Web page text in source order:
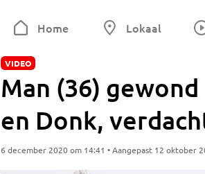
Home Lokaal
VIDEO
Man (36)
en Donk,
6 december 2020 om 14:41 • Aangepast 12 oktober